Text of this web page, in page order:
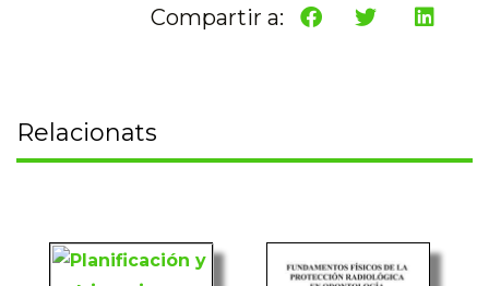
Compartir a:
Relacionats